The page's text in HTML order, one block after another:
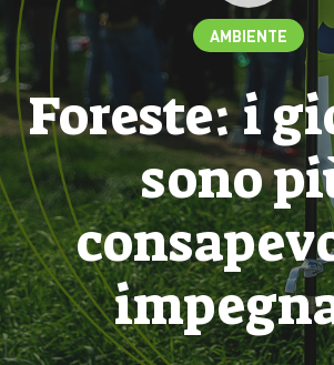
AMBIENTE
Foreste: i
sono